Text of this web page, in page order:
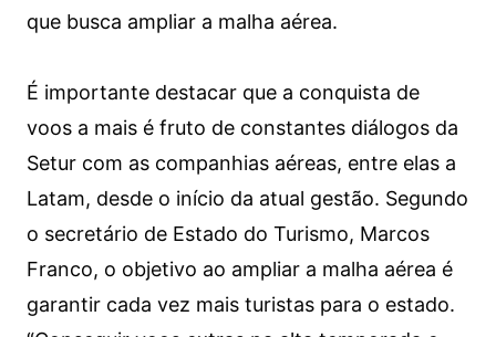
que busca ampliar a malha aérea.
É importante destacar que a conquista de
voos a mais é fruto de constantes diálogos da
Setur com as companhias aéreas, entre elas a
Latam, desde o início da atual gestão. Segundo
o secretário de Estado do Turismo, Marcos
Franco, o objetivo ao ampliar a malha aérea é
garantir cada vez mais turistas para o estado.